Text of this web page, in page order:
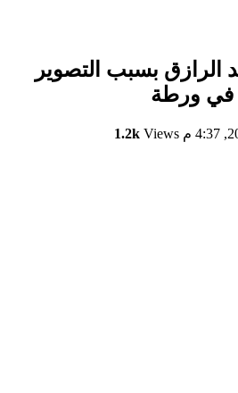
بسبب التصوير
في ورطة
1.2k Views